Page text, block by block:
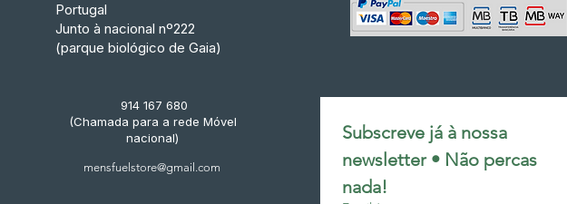
Portugal
Junto à nacional nº222
(parque biológico de Gaia)
914 167 680
(Chamada para a rede Móvel
nacional)
mensfuelstore@gmail.com
Subscreve já à nossa
newsletter • Não percas
nada!